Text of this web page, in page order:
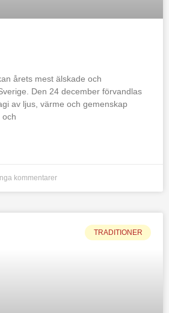
årets mest älskade och
Den 24 december förvandlas
av ljus, värme och gemenskap
och
Inga kommentarer
TRADITIONER